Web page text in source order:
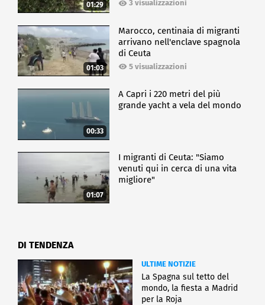
01:29 3 visualizzazioni
01:03
Marocco, centinaia di migranti
arrivano nell'enclave spagnola
di Ceuta
5 visualizzazioni
00:33
A Capri i 220 metri del più
grande yacht a vela del mondo
01:07
I migranti di Ceuta: "Siamo
venuti qui in cerca di una vita
migliore"
DI TENDENZA
ULTIME NOTIZIE
La Spagna sul tetto del
mondo, la fiesta a Madrid
per la Roja